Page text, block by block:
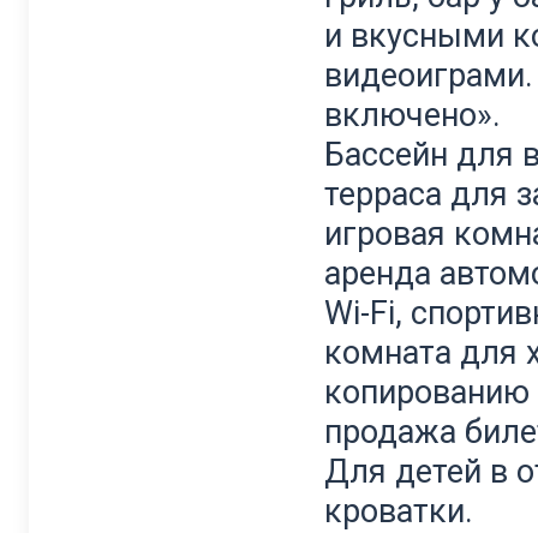
и вкусными
видеоиграми
включено».
Бассейн для
терраса для
игровая
аренда
Wi-Fi,
комната для
копированию
продажа
Для детей в
кроватки.